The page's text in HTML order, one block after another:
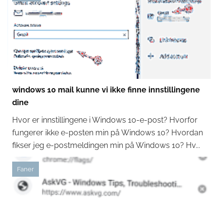
windows 10 mail kunne vi ikke finne innstillingene
dine
Hvor er innstillingene i Windows 10-e-post? Hvorfor
fungerer ikke e-posten min på Windows 10? Hvordan
fikser jeg e-postmeldingen min på Windows 10? Hv...
Faner